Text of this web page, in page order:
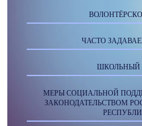
ЧАСТО
ШКОЛЬНЫЙ
МЕРЫ СОЦИАЛЬНОЙ
ЗАКОНОДАТЕЛЬСТВОМ